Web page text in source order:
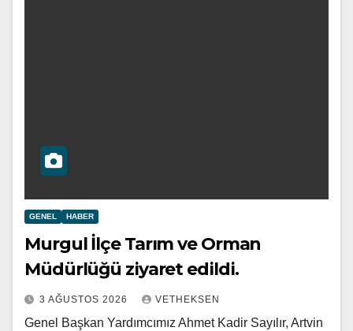
GENEL HABER
Murgul İlçe Tarım ve Orman
Müdürlüğü ziyaret edildi.
3 AĞUSTOS 2026 VETHEKSEN
Genel Başkan Yardımcımız Ahmet Kadir Sayılır, Artvin